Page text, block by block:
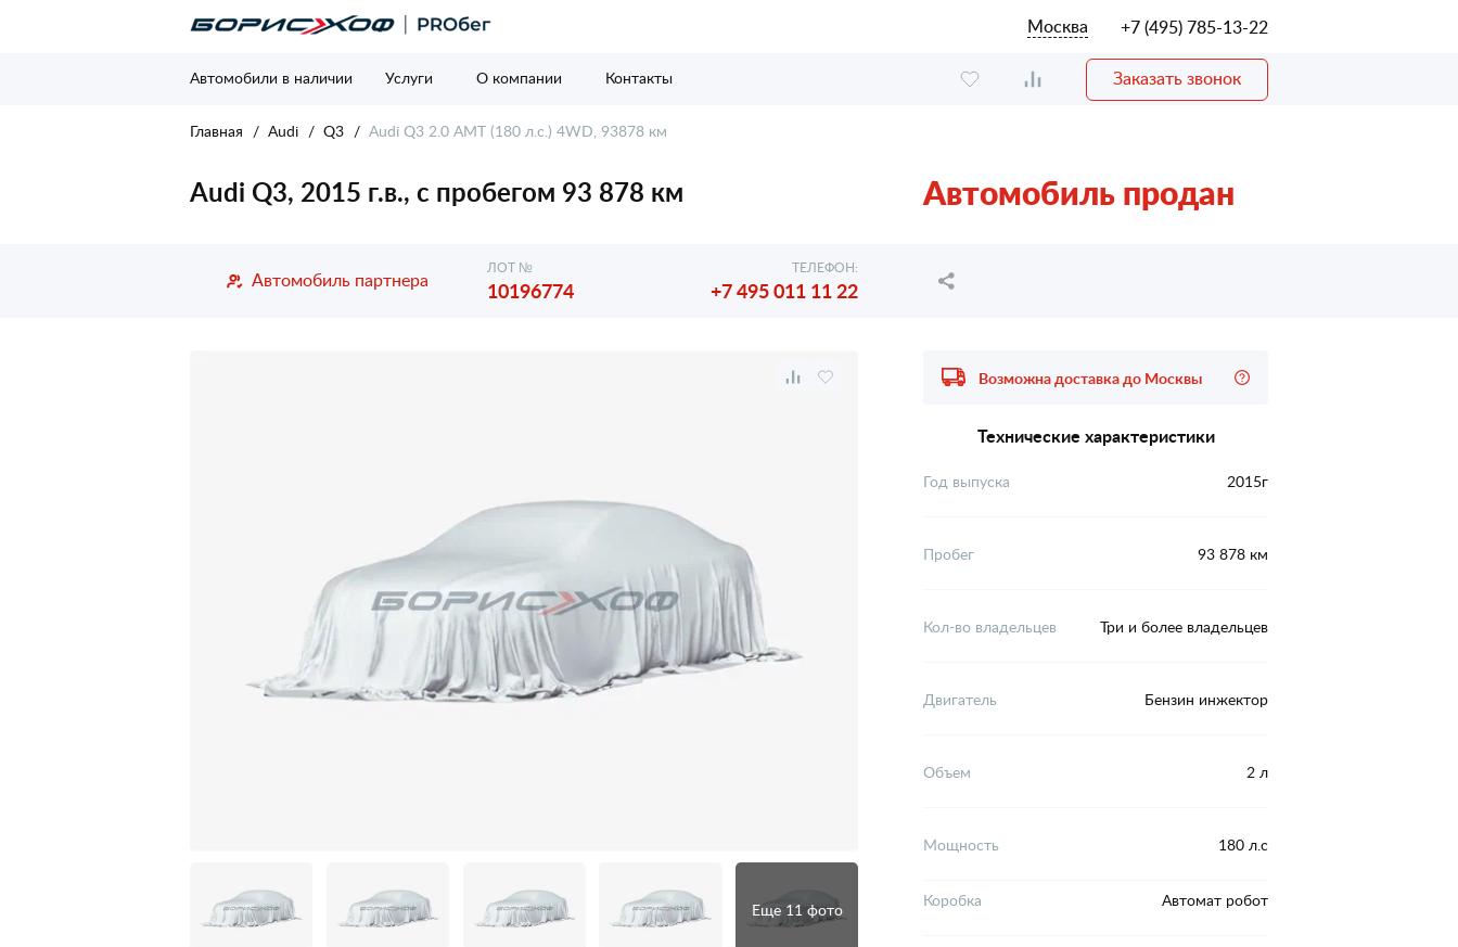
Москва +7 (495) 785-13-22
Автомобили в наличии Услуги О компании Контакты Заказать звонок
Главная Audi Q3 Audi Q3 2.0 AMT (180 л.с.) 4WD, 93878 км
Audi Q3, 2015 г.в., с пробегом 93 878 км Автомобиль продан
Автомобиль партнера
ЛОТ №
10196774
ТЕЛЕФОН:
+7 495 011 11 22
Еще 11 фото
Возможна доставка до Москвы
Технические характеристики
Год выпуска 2015г
Пробег 93 878 км
Кол-во владельцев Три и более владельцев
Двигатель Бензин инжектор
Объем 2 л
Мощность 180 л.с
Коробка Автомат робот